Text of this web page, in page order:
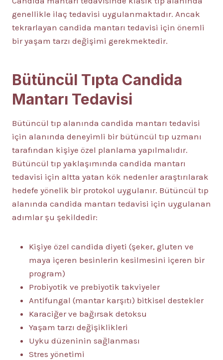
genellikle ilaç tedavisi uygulanmaktadır. Ancak
tekrarlayan candida mantarı tedavisi için önemli
bir yaşam tarzı değişimi gerekmektedir.
Bütüncül Tıpta Candida
Mantarı Tedavisi
Bütüncül tıp alanında candida mantarı tedavisi
için alanında deneyimli bir bütüncül tıp uzmanı
tarafından kişiye özel planlama yapılmalıdır.
Bütüncül tıp yaklaşımında candida mantarı
tedavisi için altta yatan kök nedenler araştırılarak
hedefe yönelik bir protokol uygulanır. Bütüncül tıp
alanında candida mantarı tedavisi için uygulanan
adımlar şu şekildedir:
Kişiye özel candida diyeti (şeker, gluten ve
maya içeren besinlerin kesilmesini içeren bir
program)
Probiyotik ve prebiyotik takviyeler
Antifungal (mantar karşıtı) bitkisel destekler
Karaciğer ve bağırsak detoksu
Yaşam tarzı değişiklikleri
Uyku düzeninin sağlanması
Stres yönetimi